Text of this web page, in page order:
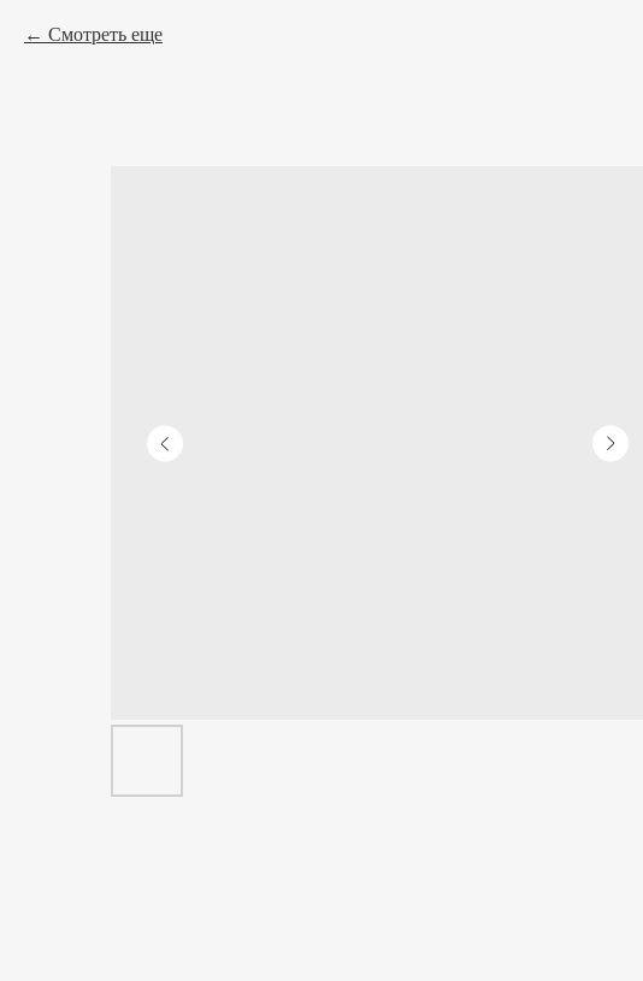
Смотреть еще